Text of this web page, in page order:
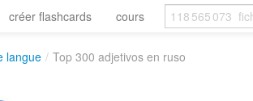
créer flashcards cours
langue / Top 300 adjetivos en ruso